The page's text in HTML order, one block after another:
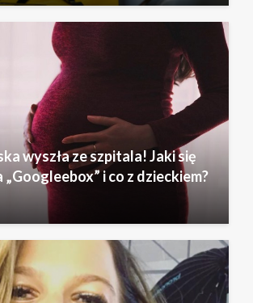
wyszła ze szpitala! Jaki się
i co z dzieckiem?